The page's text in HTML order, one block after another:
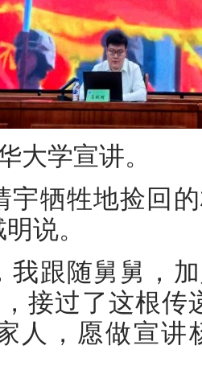
大学宣讲。
宇牺牲地捡回
说。
我跟随舅舅，
，接过了这根
人，愿做宣讲